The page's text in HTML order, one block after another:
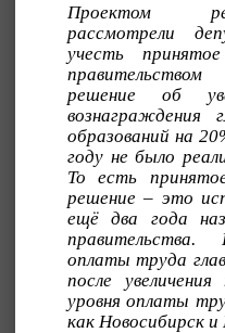
Проектом
рассмотрели
учесть
правительством
решение об
вознаграждения
образований на
году не было
То есть
решение – это
ещё два года
оплаты труда
после
уровня оплаты
как Новосибирск